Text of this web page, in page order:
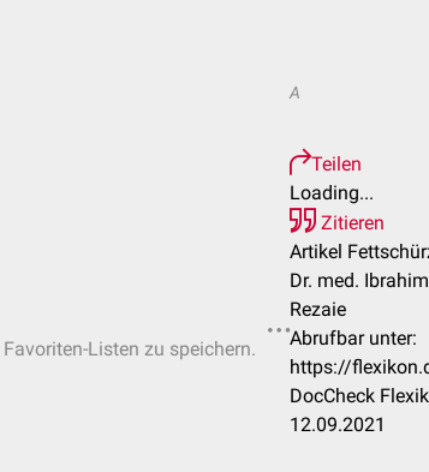
Listen zu speichern.
A
Teilen
Loading...
Zitieren
Artikel
Dr. med.
Rezaie
Abrufbar unter:
https://
DocCheck
12.09.2021